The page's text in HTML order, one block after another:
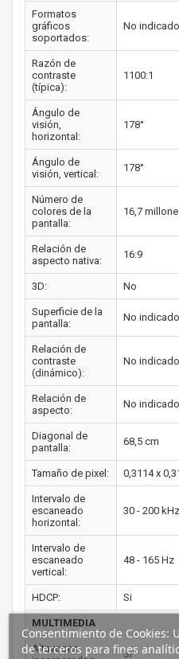
Formatos
gráficos
soportados:
No indicado
Razón de
contraste
(típica):
1100:1
Ángulo de
visión,
horizontal:
178°
Ángulo de
visión, vertical:
178°
Número de
colores de la
pantalla:
16,7
Relación de
aspecto nativa:
16:9
3D: No
Superficie de la
pantalla:
No indicado
Relación de
contraste
(dinámico):
No indicado
Relación de
aspecto:
No indicado
Diagonal de
pantalla:
68,5 cm
Tamaño de pixel: 0,3114 x
Intervalo de
escaneado
horizontal:
30 - 200 kHz
Intervalo de
escaneado
vertical:
48 - 165 Hz
HDCP: Si
MULTIMEDIA
Altavoces
Si
Consentimiento de Cookies:
de terceros para fines